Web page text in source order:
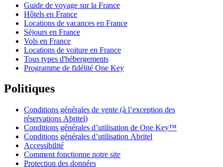
Guide de voyage sur la France
Hôtels en France
Locations de vacances en France
Séjours en France
Vols en France
Locations de voiture en France
Tous types d'hébergements
Programme de fidélité One Key
Politiques
Conditions générales de vente (à l’exception des
réservations Abritel)
Conditions générales d’utilisation de One Key™
Conditions générales d’utilisation Abritel
Accessibilité
Comment fonctionne notre site
Protection des données